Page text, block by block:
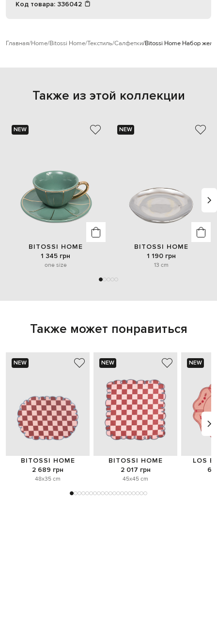
Код товара: 336042
Главная Home Bitossi Home Текстиль Салфетки Bitossi Home Набор
Также из этой коллекции
NEW
BITOSSI HOME
1 345 грн
one size
NEW
BITOSSI HOME
1 190 грн
13 cm
Также может понравиться
NEW
BITOSSI HOME
2 689 грн
48x35 cm
NEW
BITOSSI HOME
2 017 грн
45x45 cm
NEW
LOS
6